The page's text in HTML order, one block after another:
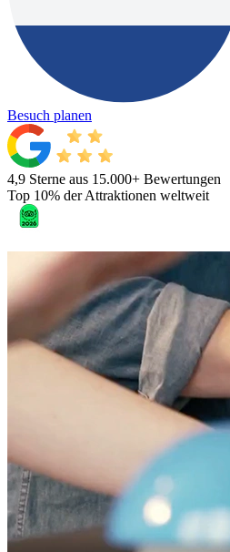
Besuch planen
4,9 Sterne aus 15.000+ Bewertungen
Top 10% der Attraktionen weltweit